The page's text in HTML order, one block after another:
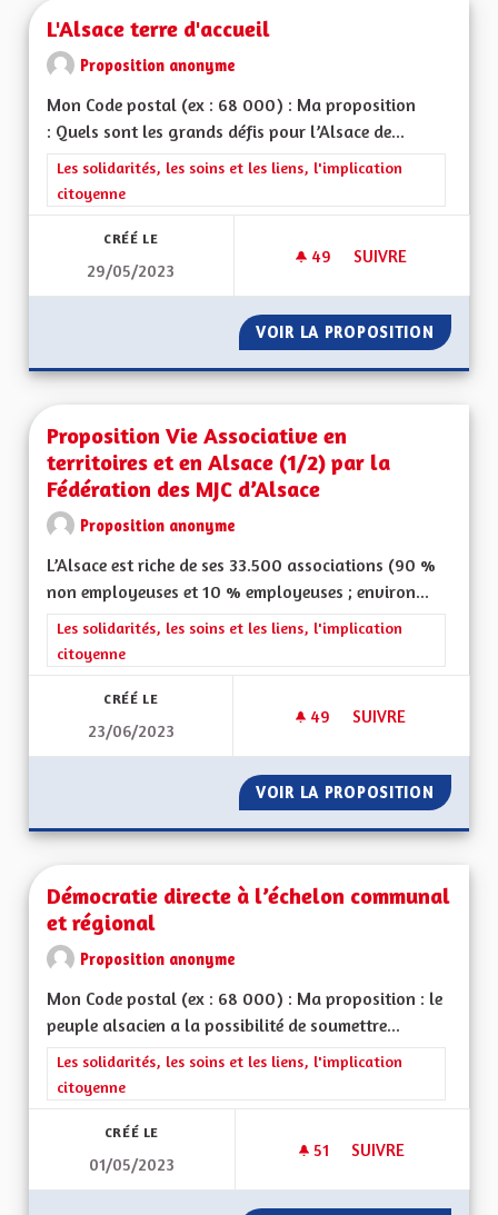
L'Alsace terre d'accueil
Proposition anonyme
Mon Code postal (ex : 68 000) : Ma proposition
: Quels sont les grands défis pour l’Alsace de...
Filtrer les résultats de la catégorie : Les solidarités, les soins
Les solidarités, les soins et les liens, l'implication
citoyenne
CRÉÉ LE
29/05/2023
49 49 ABONNÉS
SUIVRE
VOIR LA PROPOSITION
Proposition Vie Associative en
territoires et en Alsace (1/2) par la
Fédération des MJC d’Alsace
Proposition anonyme
L’Alsace est riche de ses 33.500 associations (90 %
non employeuses et 10 % employeuses ; environ...
Filtrer les résultats de la catégorie : Les solidarités, les soins
Les solidarités, les soins et les liens, l'implication
citoyenne
CRÉÉ LE
23/06/2023
49 49 ABONNÉS
SUIVRE
VOIR LA PROPOSITION
Démocratie directe à l’échelon communal
et régional
Proposition anonyme
Mon Code postal (ex : 68 000) : Ma proposition : le
peuple alsacien a la possibilité de soumettre...
Filtrer les résultats de la catégorie : Les solidarités, les soins
Les solidarités, les soins et les liens, l'implication
citoyenne
CRÉÉ LE
01/05/2023
51 51 ABONNÉS
SUIVRE